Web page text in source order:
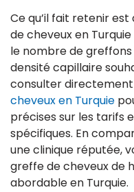
Ce qu’il fait retenir
de cheveux en
le nombre de
densité capillaire
consulter directement
cheveux en Turquie
précises sur les tarifs
spécifiques. En
une clinique réputée,
greffe de cheveux de
abordable en Turquie.